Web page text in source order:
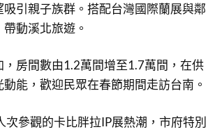
引親子族群。搭配台灣國際蘭展與鄰
動溪北旅遊。
房間數由1.2萬間增至1.7萬間，在供
能，歡迎民眾在春節期間走訪台南。
參觀的卡比胖拉IP展熱潮，市府特別